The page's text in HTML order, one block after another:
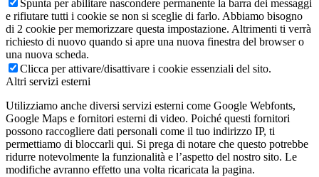
Spunta per abilitare nascondere permanente la barra dei messaggi
e rifiutare tutti i cookie se non si sceglie di farlo. Abbiamo bisogno
di 2 cookie per memorizzare questa impostazione. Altrimenti ti verrà
richiesto di nuovo quando si apre una nuova finestra del browser o
una nuova scheda.
Clicca per attivare/disattivare i cookie essenziali del sito.
Altri servizi esterni
Utilizziamo anche diversi servizi esterni come Google Webfonts,
Google Maps e fornitori esterni di video. Poiché questi fornitori
possono raccogliere dati personali come il tuo indirizzo IP, ti
permettiamo di bloccarli qui. Si prega di notare che questo potrebbe
ridurre notevolmente la funzionalità e l’aspetto del nostro sito. Le
modifiche avranno effetto una volta ricaricata la pagina.